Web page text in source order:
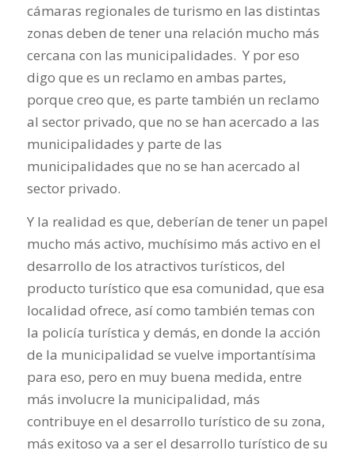
cámaras regionales de turismo en las distintas
zonas deben de tener una relación mucho más
cercana con las municipalidades. Y por eso
digo que es un reclamo en ambas partes,
porque creo que, es parte también un reclamo
al sector privado, que no se han acercado a las
municipalidades y parte de las
municipalidades que no se han acercado al
sector privado.
Y la realidad es que, deberían de tener un papel
mucho más activo, muchísimo más activo en el
desarrollo de los atractivos turísticos, del
producto turístico que esa comunidad, que esa
localidad ofrece, así como también temas con
la policía turística y demás, en donde la acción
de la municipalidad se vuelve importantísima
para eso, pero en muy buena medida, entre
más involucre la municipalidad, más
contribuye en el desarrollo turístico de su zona,
más exitoso va a ser el desarrollo turístico de su